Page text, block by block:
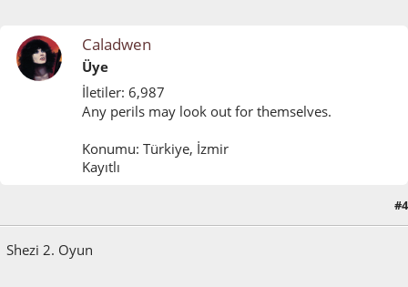
Caladwen
Üye
İletiler: 6,987
Any perils may look out for themselves.
Konumu: Türkiye, İzmir
Kayıtlı
#4
Shezi 2. Oyun